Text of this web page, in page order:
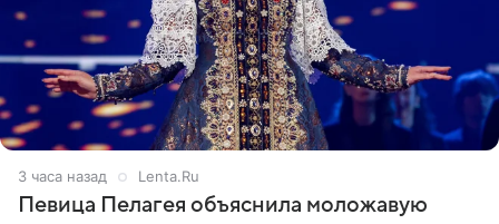
3 часа назад Lenta.Ru
Певица Пелагея объяснила моложавую